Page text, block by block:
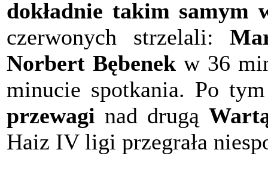
dokładnie takim samym
czerwonych strzelali:
Norbert Bębenek w 36
minucie spotkania. Po
przewagi nad drugą
Haiz IV ligi przegrała